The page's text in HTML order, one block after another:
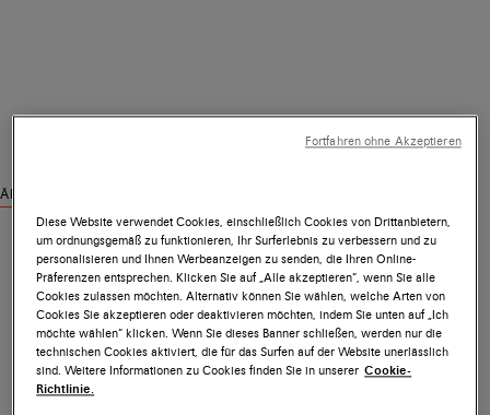
Ähnliche Produkte ansehen
Diese Website verwendet Cookies, einschließlich Cookies von Drittanbietern,
um ordnungsgemäß zu funktionieren, Ihr Surferlebnis zu verbessern und zu
personalisieren und Ihnen Werbeanzeigen zu senden, die Ihren Online-
Präferenzen entsprechen. Klicken Sie auf „Alle akzeptieren“, wenn Sie alle
Cookies zulassen möchten. Alternativ können Sie wählen, welche Arten von
Cookies Sie akzeptieren oder deaktivieren möchten, indem Sie unten auf „Ich
möchte wählen“ klicken. Wenn Sie dieses Banner schließen, werden nur die
technischen Cookies aktiviert, die für das Surfen auf der Website unerlässlich
sind. Weitere Informationen zu Cookies finden Sie in unserer Cookie-
Richtlinie.
Fortfahren ohne Akzeptieren